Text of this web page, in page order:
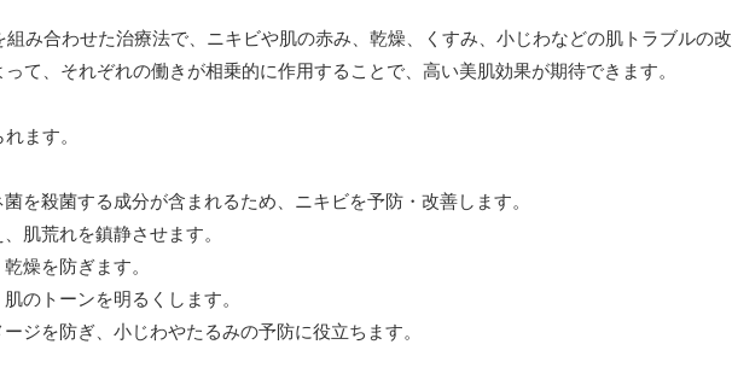
み合わせた治療法で、ニキビや肌の赤み、乾燥、くすみ、小じわなどの肌トラブルの
て、それぞれの働きが相乗的に作用することで、高い美肌効果が期待できます。
ます。
を殺菌する成分が含まれるため、ニキビを予防・改善します。
肌荒れを鎮静させます。
燥を防ぎます。
のトーンを明るくします。
ジを防ぎ、小じわやたるみの予防に役立ちます。